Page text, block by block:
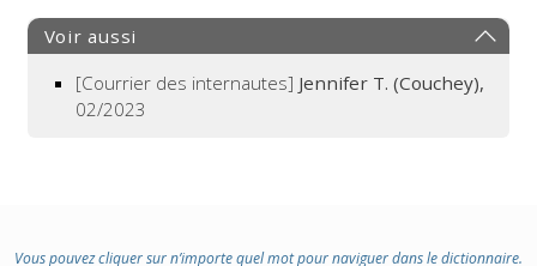
Voir aussi
[Courrier des internautes] Jennifer T. (Couchey),
02/2023
Vous pouvez cliquer sur n’importe quel mot pour naviguer dans le dictionnaire.